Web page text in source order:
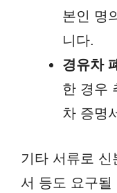
본인 명
니다.
경유차
한 경우
차 증명
기타 서류로 신
서 등도 요구